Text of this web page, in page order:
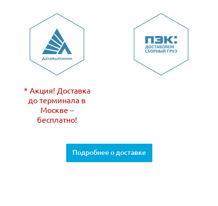
* Акция! Доставка
до терминала в
Москве –
бесплатно!
Подробнее о доставке